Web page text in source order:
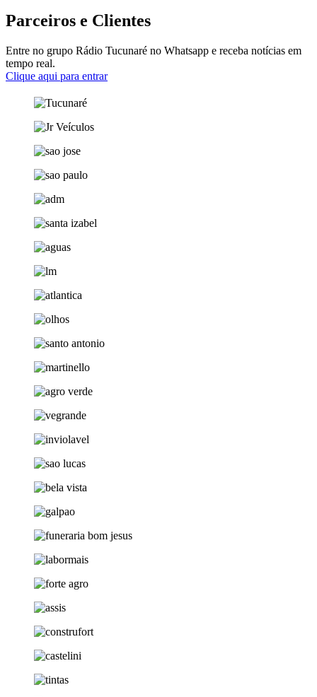
Parceiros e Clientes
Entre no grupo Rádio Tucunaré no Whatsapp e receba notícias em
tempo real.
Clique aqui para entrar